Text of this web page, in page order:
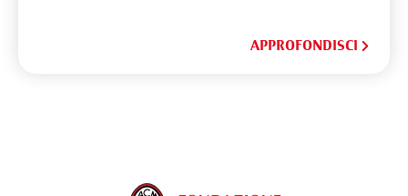
APPROFONDISCI